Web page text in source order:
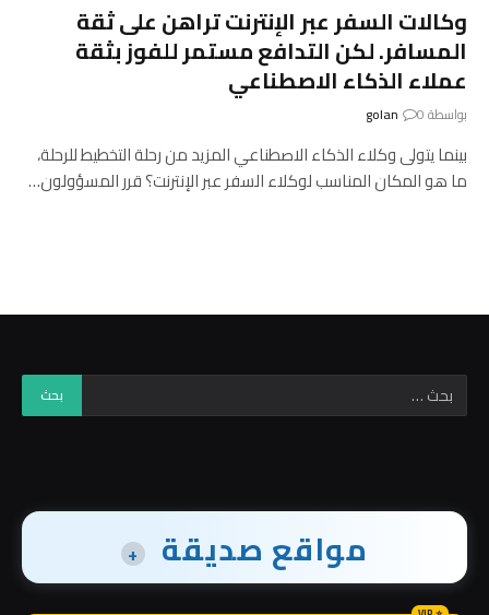
وكالات السفر عبر الإنترنت تراهن على ثقة
المسافر. لكن التدافع مستمر للفوز بثقة
عملاء الذكاء الاصطناعي
بواسطة golan 0
بينما يتولى وكلاء الذكاء الاصطناعي المزيد من رحلة التخطيط للرحلة،
ما هو المكان المناسب لوكلاء السفر عبر الإنترنت؟ قرر المسؤولون…
مواقع صديقة +